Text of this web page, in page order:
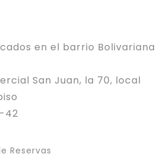
en el barrio Bolivariana
San Juan, la 70, local
42
Reservas